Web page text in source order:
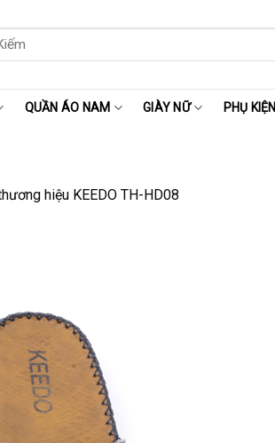
QUẦN ÁO NAM GIÀY NỮ PHỤ KIỆN
hiệu KEEDO TH-HD08